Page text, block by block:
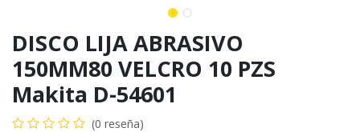
DISCO LIJA ABRASIVO
150MM80 VELCRO 10 PZS
Makita D-54601
(0 reseña)